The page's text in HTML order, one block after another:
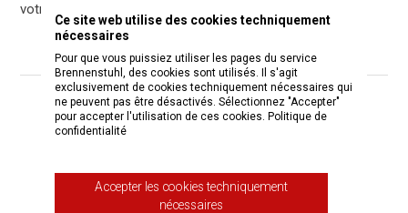
votre smartphone.
Cet article vous a-t-il été utile ?
Ce site web utilise des cookies techniquement
nécessaires
Pour que vous puissiez utiliser les pages du service
Brennenstuhl, des cookies sont utilisés. Il s'agit
exclusivement de cookies techniquement nécessaires qui
ne peuvent pas être désactivés. Sélectionnez "Accepter"
pour accepter l'utilisation de ces cookies. Politique de
confidentialité
Accepter les cookies techniquement
nécessaires